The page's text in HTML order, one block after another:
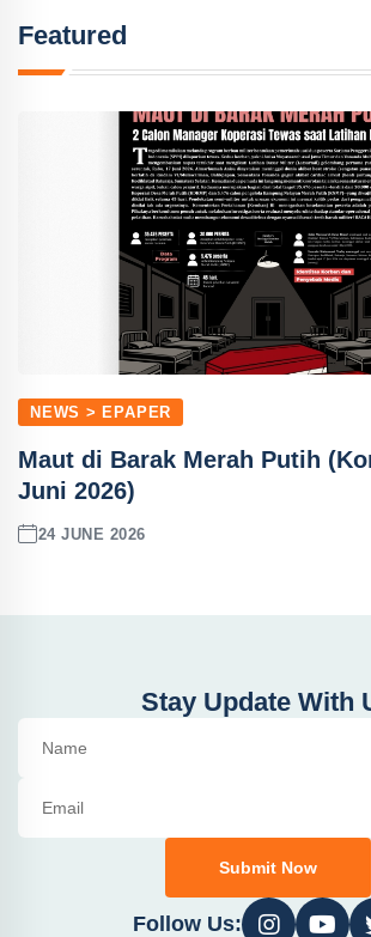
Featured
NEWS > EPAPER
Maut di Barak Merah Putih
Juni 2026)
24 JUNE 2026
Stay Update With
Submit Now
Follow Us: